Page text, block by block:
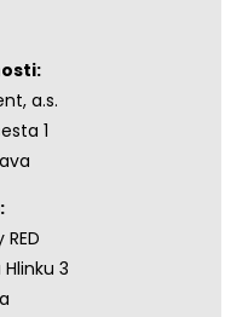
a.s.
1
3